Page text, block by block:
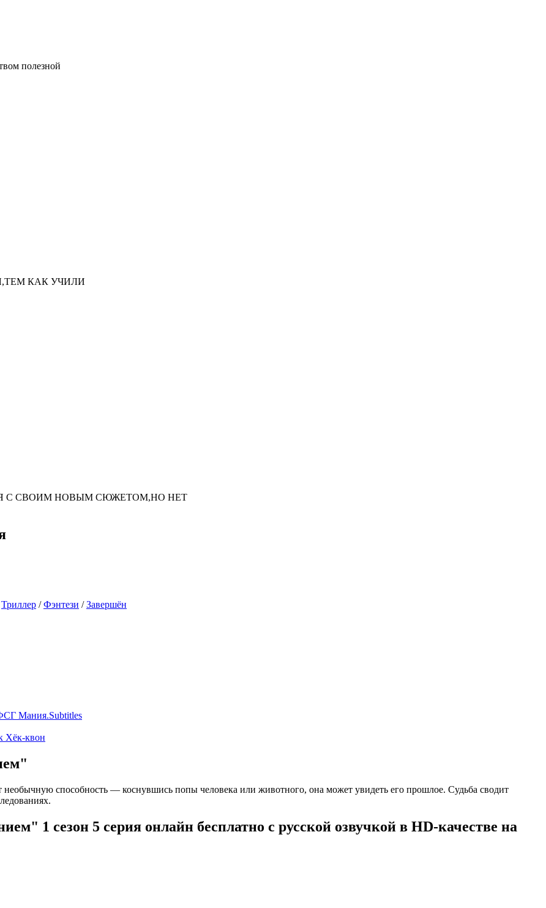
полезной
КАК УЧИЛИ
С СВОИМ НОВЫМ СЮЖЕТОМ,НО НЕТ
Триллер /Фэнтези /Завершён
Мания.Subtitles
Хёк-квон
необычную способность — коснувшись попы человека или животного, она может увидеть его прошлое. Судьба сводит
1 сезон 5 серия онлайн бесплатно с русской озвучкой в HD-качестве на